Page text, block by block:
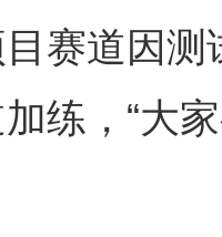
目赛道因
练，“大